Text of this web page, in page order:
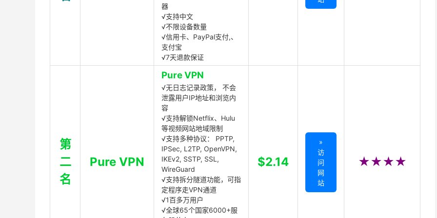
器
√支持中文
√不限设备数量
√信用卡、PayPal支付,、
支付宝
√7天退款保证
第
二
名
Pure VPN
Pure VPN
√无日志记录政策， 不会
泄露用户IP地址和浏览内
容
√支持解锁Netflix、Hulu
等视频网站地域限制
√支持多种协议： PPTP,
IPSec, L2TP, OpenVPN,
IKEv2, SSTP, SSL,
WireGuard
√支持拆分隧道功能，可指
定程序走VPN通道
√1百多万用户
√全球65个国家6000+服
$2.14
»
访
问
网
站
★★★★